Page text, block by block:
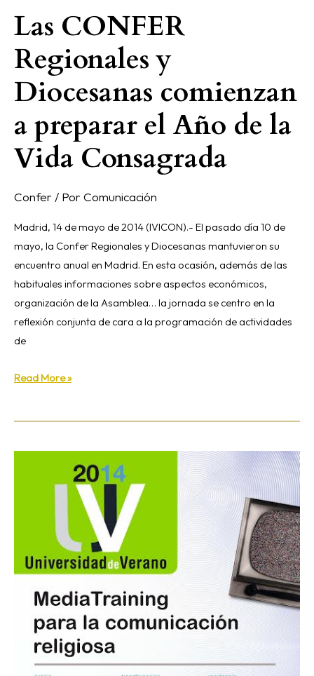
Las CONFER
Regionales y
Diocesanas comienzan
a preparar el Año de la
Vida Consagrada
Confer / Por Comunicación
Madrid, 14 de mayo de 2014 (IVICON).- El pasado día 10 de
mayo, la Confer Regionales y Diocesanas mantuvieron su
encuentro anual en Madrid. En esta ocasión, además de las
habituales informaciones sobre aspectos económicos,
organización de la Asamblea… la jornada se centro en la
reflexión conjunta de cara a la programación de actividades
de
Vida
Consagrada
Read More »
Comunicación
Universidad
UPSA